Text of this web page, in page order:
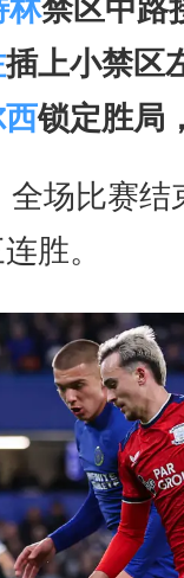
插上小禁区
锁定胜局
场比赛结
胜。